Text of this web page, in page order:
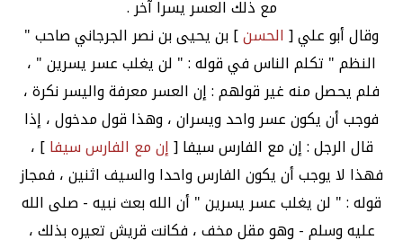
مع ذلك العسر يسرا آخر .
وقال أبو علي [الحسن] بن يحيى بن نصر الجرجاني صاحب "
النظم " تكلم الناس في قوله : " لن يغلب عسر يسرين " ،
فلم يحصل منه غير قولهم : إن العسر معرفة واليسر نكرة ،
فوجب أن يكون عسر واحد ويسران ، وهذا قول مدخول ، إذا
قال الرجل : إن مع الفارس سيفا [إن مع الفارس سيفا] ،
فهذا لا يوجب أن يكون الفارس واحدا والسيف اثنين ، فمجاز
قوله : " لن يغلب عسر يسرين " أن الله بعث نبيه - صلى الله
عليه وسلم - وهو مقل مخف ، فكانت قريش تعيره بذلك ،